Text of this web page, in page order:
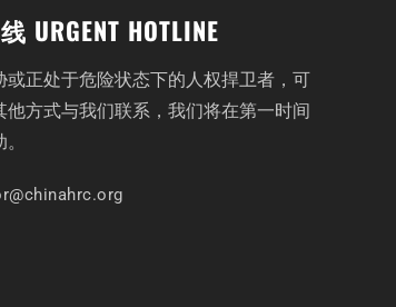
URGENT HOTLINE
或正处于危险状态下的人权捍卫者，可
他方式与我们联系，我们将在第一时间
@chinahrc.org